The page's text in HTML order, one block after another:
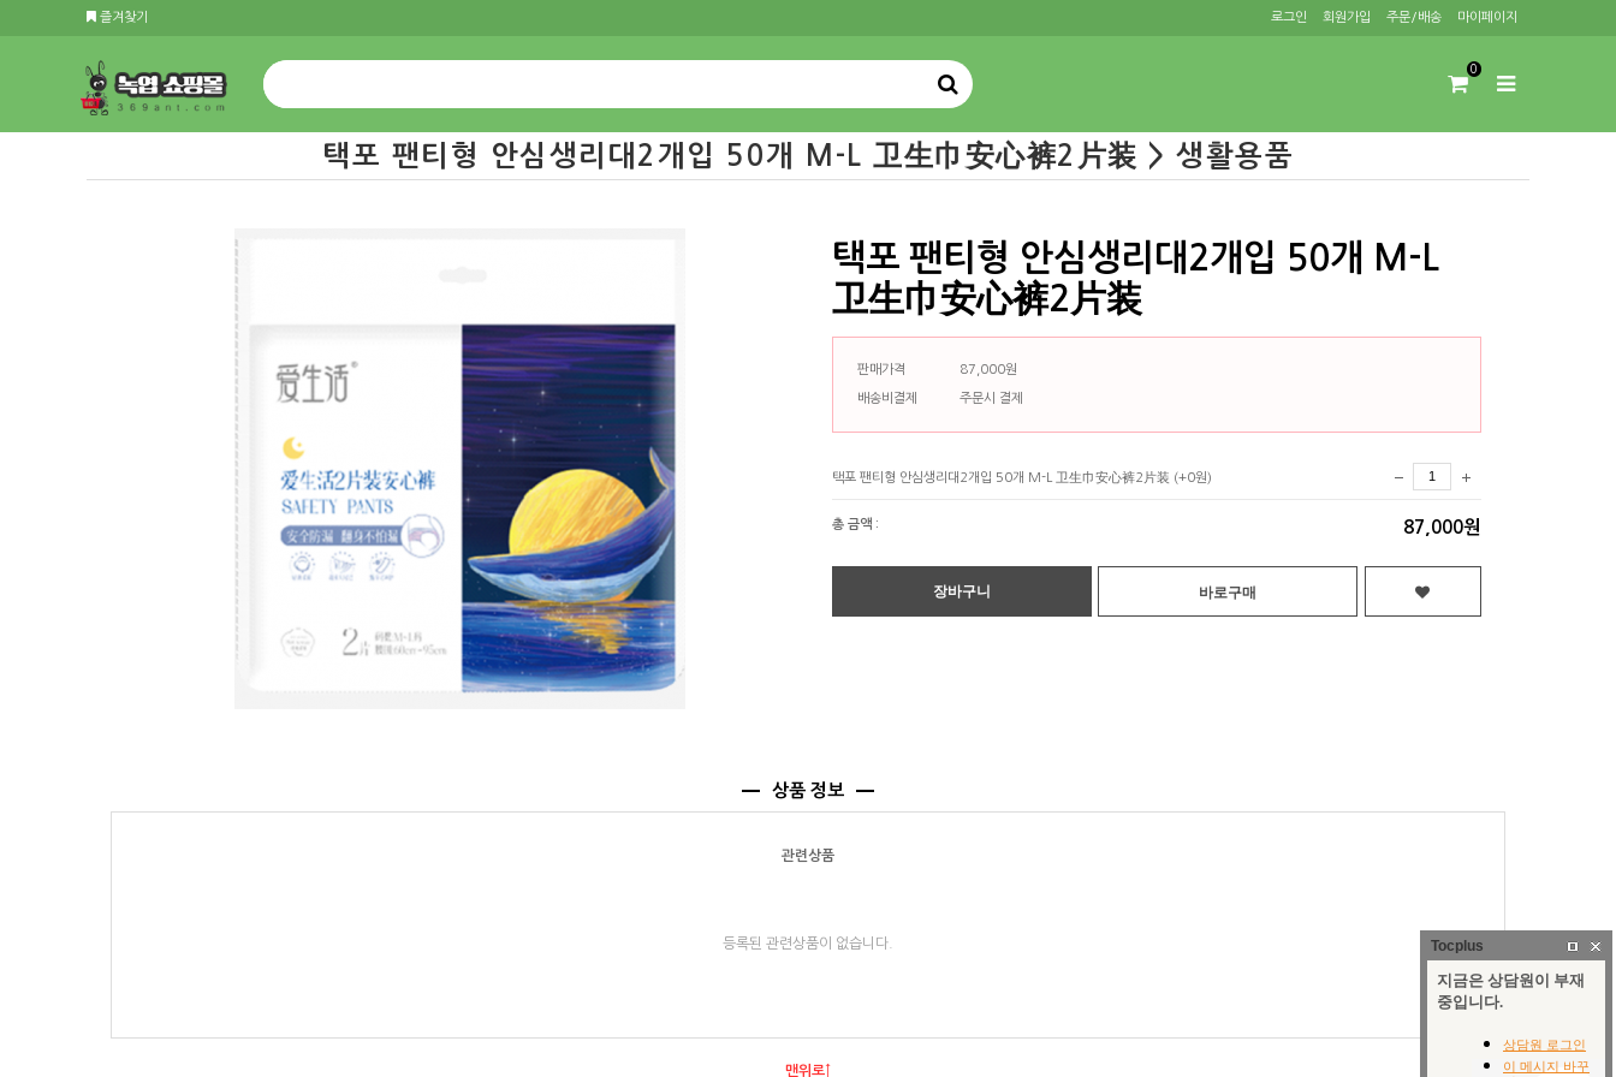
즐겨찾기 로그인 회원가입 주문/배송 마이페이지
0
택포 팬티형 안심생리대2개입 50개 M-L 卫生巾安心裤2片装 > 생활용품
택포 팬티형 안심생리대2개입 50개 M-L
卫生巾安心裤2片装
판매가격 87,000원
배송비결제 주문시 결제
택포 팬티형 안심생리대2개입 50개 M-L 卫生巾安心裤2片装 (+0원)
증가
총 금액 : 87,000원
상품 정보
관련상품
등록된 관련상품이 없습니다.
맨위로↑
Tocplus